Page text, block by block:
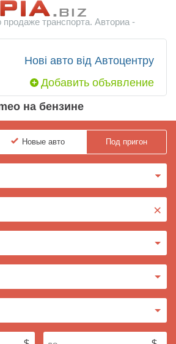
транспорта. Авториа -
Нові авто від Автоцентру
Добавить объявление
на бензине
Новые авто Под пригон
×